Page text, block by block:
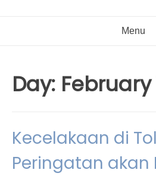
Menu
Day: February
Kecelakaan di
Peringatan akan